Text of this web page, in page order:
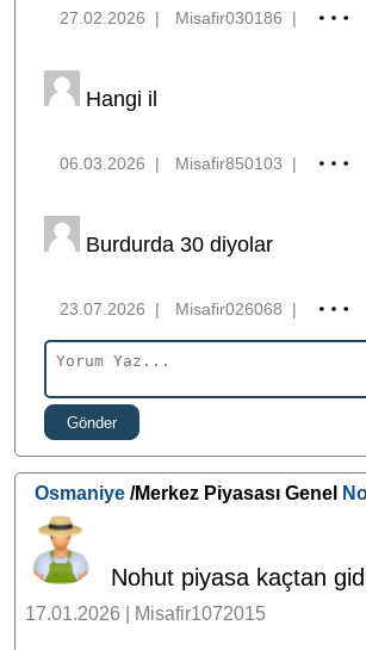
27.02.2026 | Misafir030186 |
Hangi il
06.03.2026 | Misafir850103 |
Burdurda 30 diyolar
23.07.2026 | Misafir026068 |
Gönder
Osmaniye /Merkez Piyasası Genel
Nohut piyasa kaçtan
17.01.2026 | Misafir1072015